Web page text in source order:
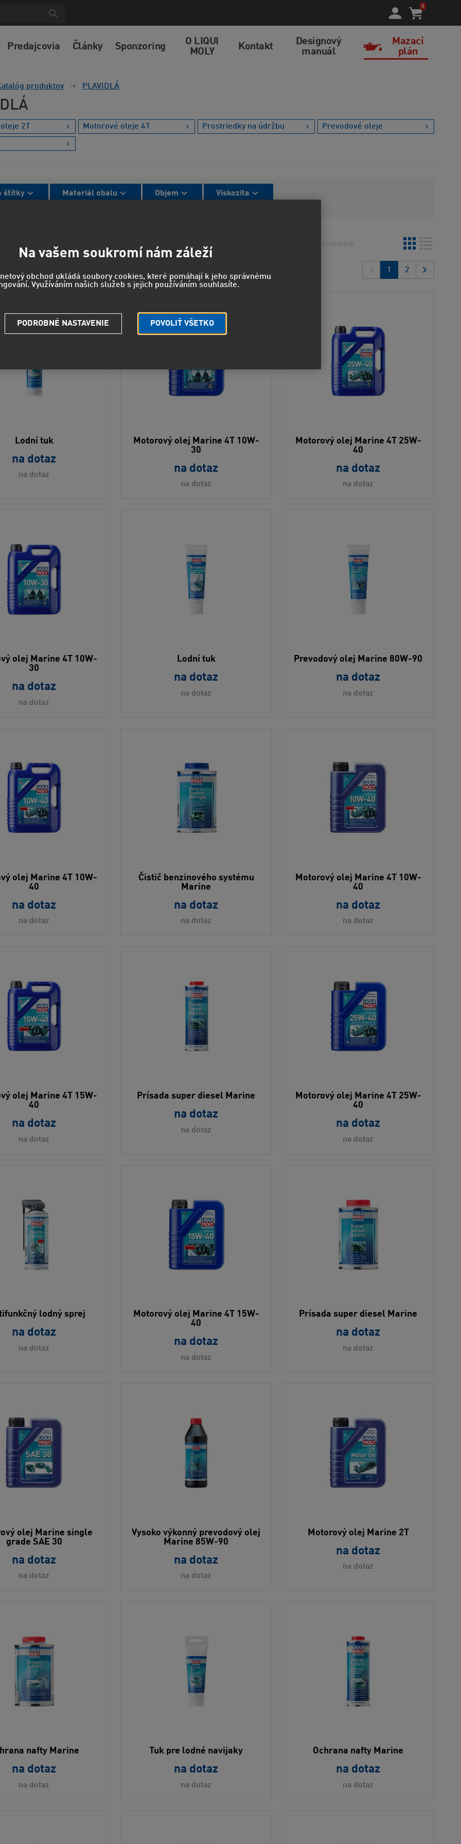
0
Predajcovia Články Sponzoring
O LIQUI
MOLY
Kontakt
Designový
manuál
Mazací
plán
produktov PLAVIDLÁ
2T Motorové oleje 4T Prostriedky na údržbu Prevodové oleje
štítky Materiál obalu Objem Viskozita
produktov
1 2
Lodní tuk
na dotaz
na dotaz
Motorový olej Marine 4T 10W-
30
na dotaz
na dotaz
Motorový olej Marine 4T 25W-
40
na dotaz
na dotaz
olej Marine 4T 10W-
30
na dotaz
na dotaz
Lodní tuk
na dotaz
na dotaz
Prevodový olej Marine 80W-90
na dotaz
na dotaz
olej Marine 4T 10W-
40
na dotaz
na dotaz
Čistič benzinového systému
Marine
na dotaz
na dotaz
Motorový olej Marine 4T 10W-
40
na dotaz
na dotaz
olej Marine 4T 15W-
40
na dotaz
na dotaz
Prísada super diesel Marine
na dotaz
na dotaz
Motorový olej Marine 4T 25W-
40
na dotaz
na dotaz
lodný sprej
na dotaz
na dotaz
Motorový olej Marine 4T 15W-
40
na dotaz
na dotaz
Prísada super diesel Marine
na dotaz
na dotaz
olej Marine single
grade SAE 30
na dotaz
na dotaz
Vysoko výkonný prevodový olej
Marine 85W-90
na dotaz
na dotaz
Motorový olej Marine 2T
na dotaz
na dotaz
nafty Marine
na dotaz
na dotaz
Tuk pre lodné navijaky
na dotaz
na dotaz
Ochrana nafty Marine
na dotaz
na dotaz
Na vašem soukromí nám záleží
obchod ukládá soubory cookies, které pomáhají k jeho správnému
Využíváním našich služeb s jejich používáním souhlasíte.
POVOLIŤ VŠETKO
PODROBNÉ NASTAVENIE